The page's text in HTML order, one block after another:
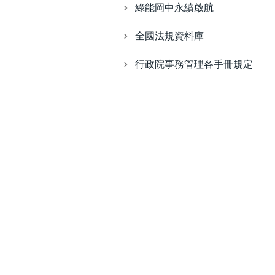
綠能岡中永續啟航
全國法規資料庫
行政院事務管理各手冊規定